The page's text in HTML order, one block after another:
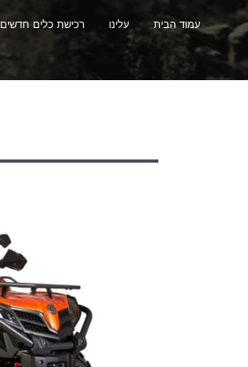
עמוד הבית עלינו רכישת כלים חדשים